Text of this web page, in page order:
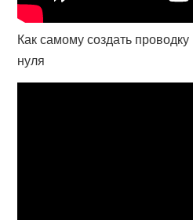
Как самому создать
нуля